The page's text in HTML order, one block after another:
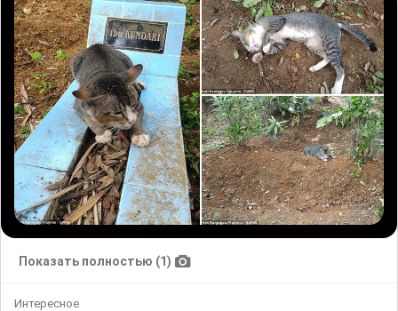
Показать полностью (1)
Интересное